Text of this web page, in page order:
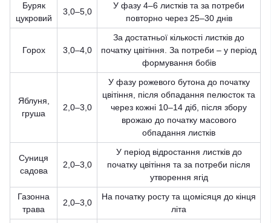
Буряк
цукровий
3,0–5,0
У фазу 4–6 листків та за потреби
повторно через 25–30 днів
Горох 3,0–4,0
За достатньої кількості листків до
початку цвітіння. За потреби – у період
формування бобів
Яблуня,
груша
2,0–3,0
У фазу рожевого бутона до початку
цвітіння, після обпадання пелюсток та
через кожні 10–14 діб, після збору
врожаю до початку масового
обпадання листків
Суниця
садова
2,0–3,0
У період відростання листків до
початку цвітіння та за потреби після
утворення ягід
Газонна
трава
2,0–3,0
На початку росту та щомісяця до кінця
літа